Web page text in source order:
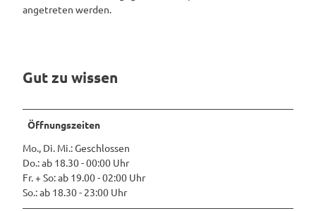
angetreten werden.
Gut zu wissen
Öffnungszeiten
Mo., Di. Mi.: Geschlossen
Do.: ab 18.30 - 00:00 Uhr
Fr. + So: ab 19.00 - 02:00 Uhr
So.: ab 18.30 - 23:00 Uhr